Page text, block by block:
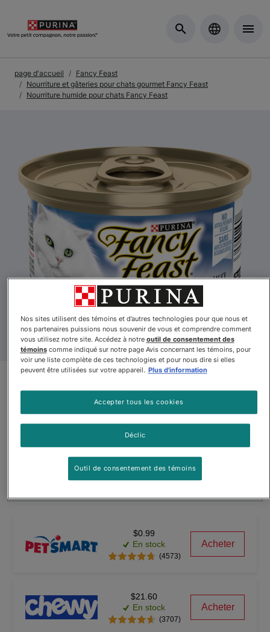
page d'accueil
Fancy Feast
Nourriture et gâteries pour chats gourmet Fancy Feast
Nourriture humide pour chats Fancy Feast
Fancy Feastᴹᴰ Grillé Festin de
Thon en Sauce Nourriture pour
Chat Gourmet
Par Fancy FeastMD
$0.99
En stock
(4573)
Acheter
$21.60
En stock
(3707)
Acheter
Nos sites utilisent des témoins et d’autres technologies pour que nous et
nos partenaires puissions nous souvenir de vous et comprendre comment
vous utilisez notre site. Accédez à notre outil de consentement des
témoinscomme indiqué sur notre page Avis concernant les témoins, pour
voir une liste complète de ces technologies et pour nous dire si elles
peuvent être utilisées sur votre appareil. Plus d'information
Déclic
Accepter tous les cookies
Outil de consentement des témoins